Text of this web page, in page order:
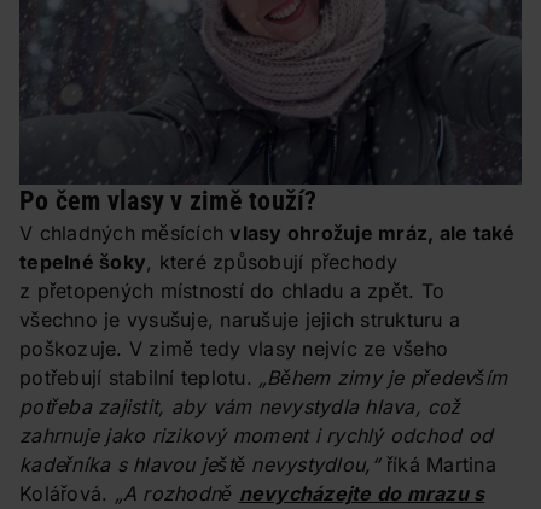
Po čem vlasy v zimě touží?
V chladných měsícíchvlasy ohrožuje mráz, ale také
tepelné šoky, které způsobují přechody
z přetopených místností do chladu a zpět. To
všechno je vysušuje, narušuje jejich strukturu a
poškozuje. V zimě tedy vlasy nejvíc ze všeho
potřebují stabilní teplotu. „Během zimy je především
potřeba zajistit, aby vám nevystydla hlava, což
zahrnuje jako rizikový moment i rychlý odchod od
kadeřníka s hlavou ještě nevystydlou,“říká Martina
Kolářová. „A rozhodně nevycházejte do mrazu s